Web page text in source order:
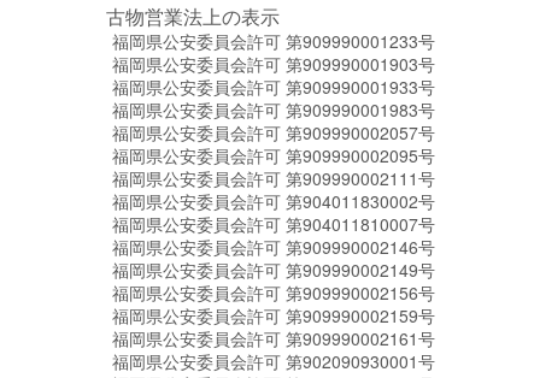
古物営業法上の表示
福岡県公安委員会許可 第909990001233号
福岡県公安委員会許可 第909990001903号
福岡県公安委員会許可 第909990001933号
福岡県公安委員会許可 第909990001983号
福岡県公安委員会許可 第909990002057号
福岡県公安委員会許可 第909990002095号
福岡県公安委員会許可 第909990002111号
福岡県公安委員会許可 第904011830002号
福岡県公安委員会許可 第904011810007号
福岡県公安委員会許可 第909990002146号
福岡県公安委員会許可 第909990002149号
福岡県公安委員会許可 第909990002156号
福岡県公安委員会許可 第909990002159号
福岡県公安委員会許可 第909990002161号
福岡県公安委員会許可 第902090930001号